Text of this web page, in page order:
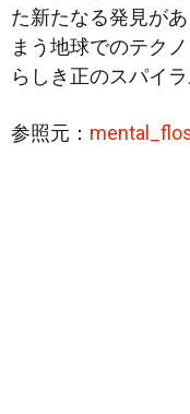
た新たなる発見が
まう地球でのテク
らしき正のスパイ
参照元：